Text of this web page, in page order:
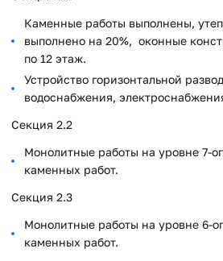
Каменные работы выполнены,
выполнено на 20%, оконные
по 12 этаж.
Устройство горизонтальной
водоснабжения,
Секция 2.2
Монолитные работы на уровне 7-
каменных работ.
Секция 2.3
Монолитные работы на уровне 6-
каменных работ.